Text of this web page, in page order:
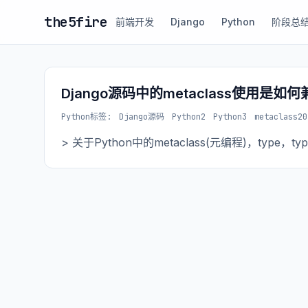
the5fire 前端开发 Django Python 阶段总
Django源码中的metaclass使用是如
Python标签: Django源码 Python2 Python3 metaclass
> 关于Python中的metaclass(元编程)，type，